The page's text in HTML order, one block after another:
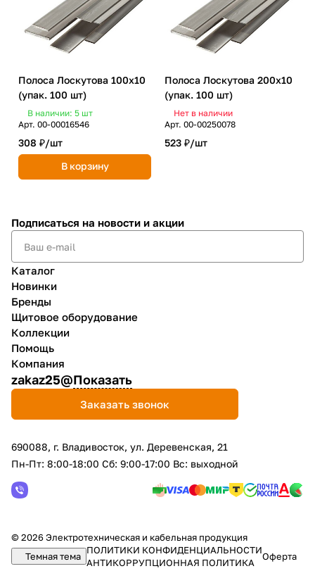
Полоса Лоскутова 100х10
(упак. 100 шт)
В наличии: 5 шт
Арт. 00-00016546
308 ₽/шт
В корзину
Полоса Лоскутова 200х10
(упак. 100 шт)
Нет в наличии
Арт. 00-00250078
523 ₽/шт
Подписаться на новости и акции
Каталог
Новинки
Бренды
Щитовое оборудование
Коллекции
Помощь
Компания
zakaz25@Показать
Заказать звонок
690088, г. Владивосток, yл. Деревенская, 21
Пн-Пт: 8:00-18:00 Сб: 9:00-17:00 Вс: выходной
© 2026 Электротехническая и кабельная продукция
Темная тема
ПОЛИТИКИ КОНФИДЕНЦИАЛЬНОСТИ
АНТИКОРРУПЦИОННАЯ ПОЛИТИКА
Оферта